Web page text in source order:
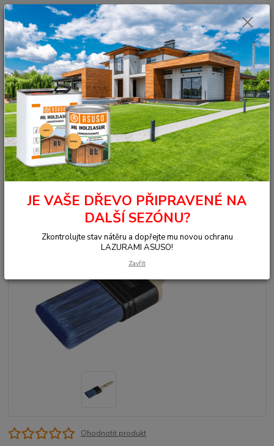
Menu
Hledat
+420 377 441 961 0ks
za 0,00 Kč
Úvod Nářadí a pomůcky Štětce
Štětec Elite plochý Proline EVO 60
mm
Štětec Elite plochý Proline EVO
60 mm
Ohodnotit produkt
JE VAŠE DŘEVO PŘIPRAVENÉ NA
DALŠÍ SEZÓNU?
Zkontrolujte stav nátěru a dopřejte mu novou ochranu
LAZURAMI ASUSO!
Zavřít